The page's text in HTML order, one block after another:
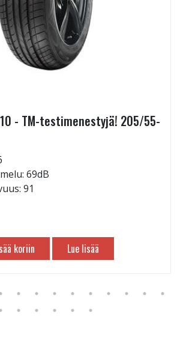
- TM-testimenestyjä! 205/55-
69dB
91
koriin Lue lisää